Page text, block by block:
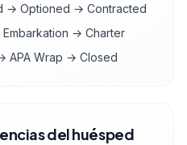
→ Optioned → Contracted
→ Charter
APA Wrap → Closed
del huésped